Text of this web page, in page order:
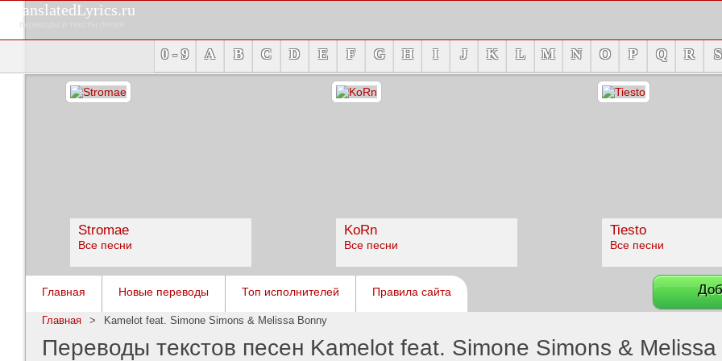
TranslatedLyrics.ru
переводы и тексты песен
0 - 9 A B C D E F G H I J K L M N O P Q R S
Stromae
Все песни
KoRn
Все песни
Tiesto
Все песни
Главная Новые переводы Топ исполнителей Правила сайта
Главная > Kamelot feat. Simone Simons & Melissa Bonny
Переводы текстов песен Kamelot feat. Simone Simons &